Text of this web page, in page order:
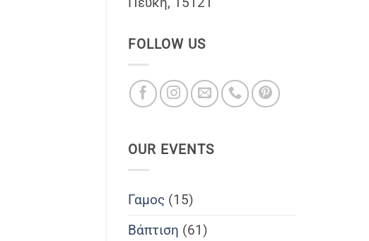
FOLLOW US
OUR EVENTS
Γαμος (15)
Βάπτιση (61)